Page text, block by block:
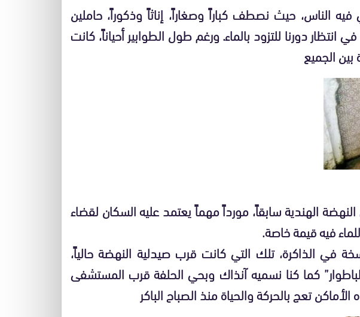
الناس، حيث نصطف كباراً وصغاراً، إناثاً وذكوراً، حاملين
انتظار دورنا للتزود بالماء. ورغم طول الطوابير أحياناً، كانت
الجميع
الهندية سابقاً، مورداً مهماً يعتمد عليه السكان لقضاء
فيه قيمة خاصة.
في الذاكرة، تلك التي كانت قرب صيدلية النهضة حالياً،
كما كنا نسميه آنذاك وبحي الحلفة قرب المستشفى
تعج بالحركة والحياة منذ الصباح الباكر